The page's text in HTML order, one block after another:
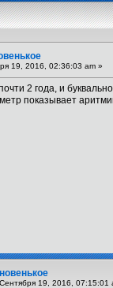
19, 2016, 02:36:03 am »
2 года, и
показывает
Сентября 19, 2016, 07:15:01